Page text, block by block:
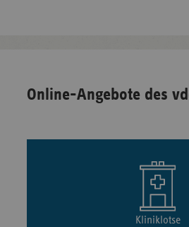
Online-Angebote des
Kliniklotse